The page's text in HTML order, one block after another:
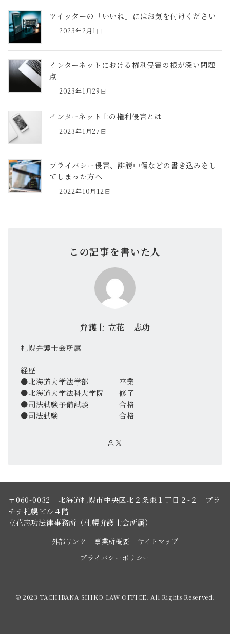
ツイッターの「いいね」にはお気を付けください
2023年2月1日
インターネットにおける権利侵害の根が深い問題
点
2023年1月29日
インターネット上の権利侵害とは
2023年1月27日
プライバシー侵害、誹謗中傷などの書き込みをし
てしまった方へ
2022年10月12日
この記事を書いた人
弁護士 立花 志功
札幌弁護士会所属
経歴
●北海道大学法学部 卒業
●北海道大学法科大学院 修了
●司法試験予備試験 合格
●司法試験 合格
〒060-0032 北海道札幌市中央区北２条東１丁目２-２ プラ
チナ札幌ビル４階
立花志功法律事務所（札幌弁護士会所属）
外部リンク 事業所概要
サイトマップ
プライバシーポリシー
© 2023 TACHIBANA SHIKO LAW OFFICE. All Rights Reserved.